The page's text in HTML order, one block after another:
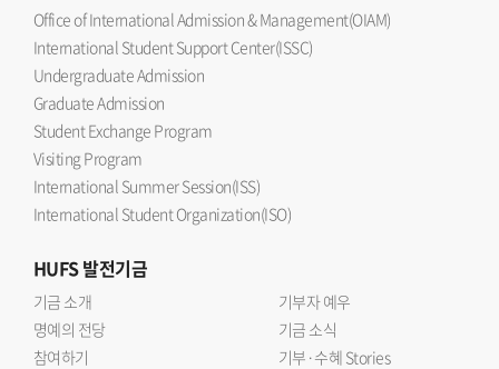
Office of International Admission & Management(OIAM)
International Student Support Center(ISSC)
Undergraduate Admission
Graduate Admission
Student Exchange Program
Visiting Program
International Summer Session(ISS)
International Student Organization(ISO)
HUFS발전기금
기금 소개
기부자 예우
명예의 전당
기금 소식
참여하기
기부·수혜 Stories